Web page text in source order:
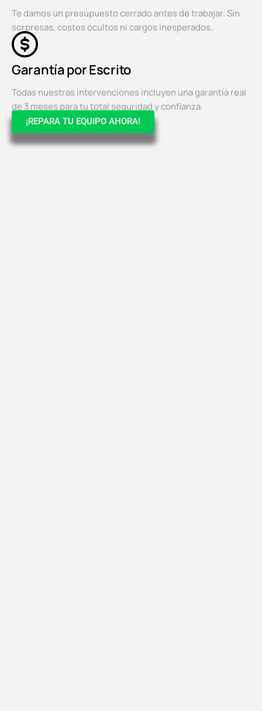
Te damos un presupuesto cerrado antes de trabajar. Sin
sorpresas, costes ocultos ni cargos inesperados.
Garantía por Escrito
Todas nuestras intervenciones incluyen una garantía real
de 3 meses para tu total seguridad y confianza.
¡REPARA TU EQUIPO AHORA!